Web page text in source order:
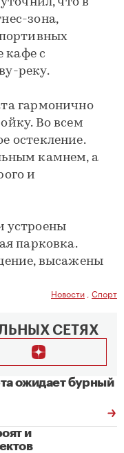
зона,
кафе с
реку.
гармонично
Во всем
остекление.
камнем, а
и
устроены
парковка.
высажены
Новости Спорт
СЕТЯХ
ожидает бурный
и